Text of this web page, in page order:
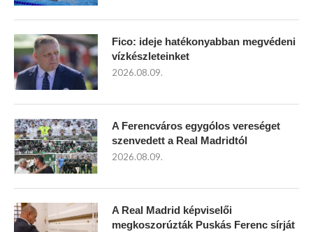
Fico: ideje hatékonyabban megvédeni
vízkészleteinket
2026.08.09.
A Ferencváros egygólos vereséget
szenvedett a Real Madridtól
2026.08.09.
A Real Madrid képviselői
megkoszorúzták Puskás Ferenc sírját